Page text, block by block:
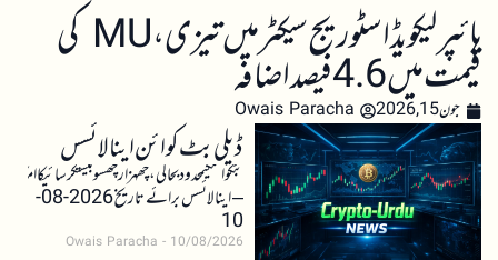
ہائپرلیکویڈ اسٹوریج سیکٹر میں تیزی، MU کی
قیمت میں 4.6 فیصد اضافہ
جون 15, 2026 Owais Paracha
ڈیلی بٹ کوائن اینالائسس
بٹکوائنکیمحدودبحالی،چھہزارچھسوبیستکرسائیکاامکان
– اینالائسس برائے تاریخ 2026-08-
10
Owais Paracha 10/08/2026